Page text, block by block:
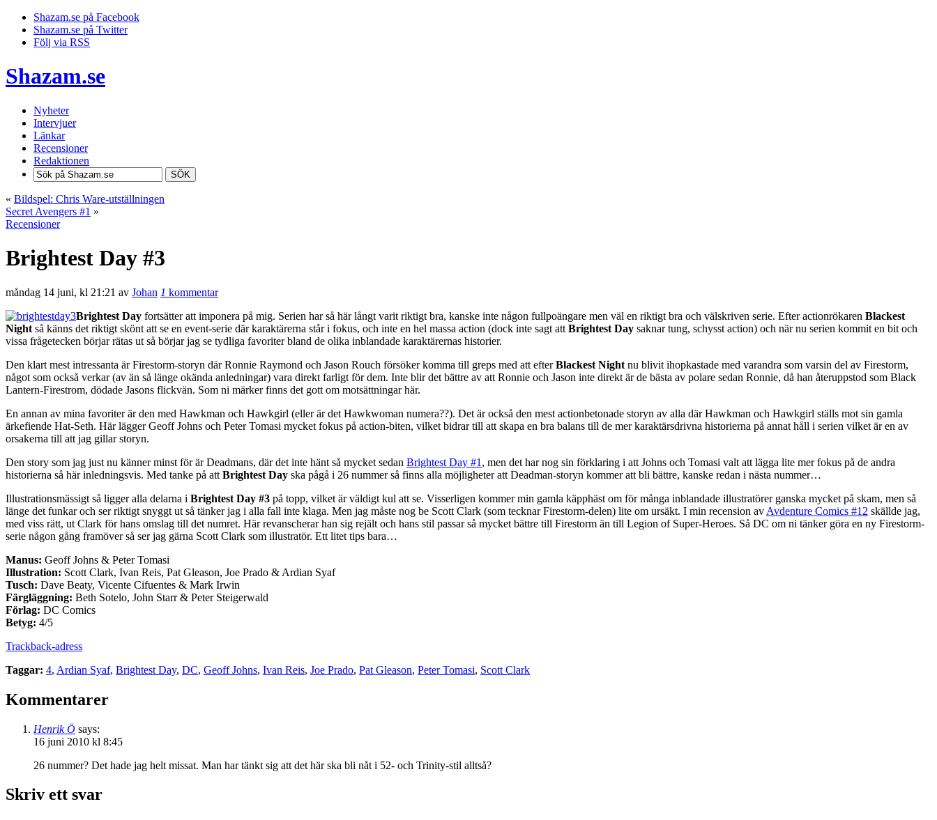
Shazam.se på Facebook
Shazam.se på Twitter
Följ via RSS
Shazam.se
Nyheter
Intervjuer
Länkar
Recensioner
Redaktionen
SÖK
« Bildspel: Chris Ware-utställningen
Secret Avengers #1 »
Recensioner
Brightest Day #3
måndag 14 juni, kl 21:21 av Johan 1 kommentar
Brightest Day fortsätter att imponera på mig. Serien har så här långt varit riktigt bra, kanske inte någon fullpoängare men väl en riktigt bra och välskriven serie. Efter actionrökaren Blackest
Night så känns det riktigt skönt att se en event-serie där karaktärerna står i fokus, och inte en hel massa action (dock inte sagt att Brightest Day saknar tung, schysst action) och när nu serien kommit en bit och
vissa frågetecken börjar rätas ut så börjar jag se tydliga favoriter bland de olika inblandade karaktärernas historier.
Den klart mest intressanta är Firestorm-storyn där Ronnie Raymond och Jason Rouch försöker komma till greps med att efterBlackest Night nu blivit ihopkastade med varandra som varsin del av Firestorm,
något som också verkar (av än så länge okända anledningar) vara direkt farligt för dem. Inte blir det bättre av att Ronnie och Jason inte direkt är de bästa av polare sedan Ronnie, då han återuppstod som Black
Lantern-Firestrom, dödade Jasons flickvän. Som ni märker finns det gott om motsättningar här.
En annan av mina favoriter är den med Hawkman och Hawkgirl (eller är det Hawkwoman numera??). Det är också den mest actionbetonade storyn av alla där Hawkman och Hawkgirl ställs mot sin gamla
ärkefiende Hat-Seth. Här lägger Geoff Johns och Peter Tomasi mycket fokus på action-biten, vilket bidrar till att skapa en bra balans till de mer karaktärsdrivna historierna på annat håll i serien vilket är en av
orsakerna till att jag gillar storyn.
Den story som jag just nu känner minst för är Deadmans, där det inte hänt så mycket sedan Brightest Day #1 , men det har nog sin förklaring i att Johns och Tomasi valt att lägga lite mer fokus på de andra
historierna så här inledningsvis. Med tanke på att Brightest Day ska pågå i 26 nummer så finns alla möjligheter att Deadman-storyn kommer att bli bättre, kanske redan i nästa nummer…
Illustrationsmässigt så ligger alla delarna i Brightest Day #3 på topp, vilket är väldigt kul att se. Visserligen kommer min gamla käpphäst om för många inblandade illustratörer ganska mycket på skam, men så
länge det funkar och ser riktigt snyggt ut så tänker jag i alla fall inte klaga. Men jag måste nog be Scott Clark (som tecknar Firestorm-delen) lite om ursäkt. I min recension av Avdenture Comics #12 skällde jag,
med viss rätt, ut Clark för hans omslag till det numret. Här revanscherar han sig rejält och hans stil passar så mycket bättre till Firestorm än till Legion of Super-Heroes. Så DC om ni tänker göra en ny Firestorm-
serie någon gång framöver så ser jag gärna Scott Clark som illustratör. Ett litet tips bara…
Manus: Geoff Johns & Peter Tomasi
Illustration: Scott Clark, Ivan Reis, Pat Gleason, Joe Prado & Ardian Syaf
Tusch: Dave Beaty, Vicente Cifuentes & Mark Irwin
Färgläggning: Beth Sotelo, John Starr & Peter Steigerwald
Förlag: DC Comics
Betyg: 4/5
Trackback-adress
Taggar: 4, Ardian Syaf, Brightest Day, DC, Geoff Johns, Ivan Reis, Joe Prado, Pat Gleason, Peter Tomasi, Scott Clark
Kommentarer
Henrik Ö says:
16 juni 2010 kl 8:45
26 nummer? Det hade jag helt missat. Man har tänkt sig att det här ska bli nåt i 52- och Trinity-stil alltså?
Skriv ett svar